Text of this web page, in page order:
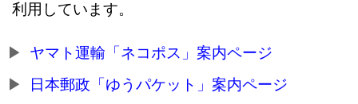
利用しています。
ヤマト運輸「ネコポス」案内ページ
日本郵政「ゆうパケット」案内ページ